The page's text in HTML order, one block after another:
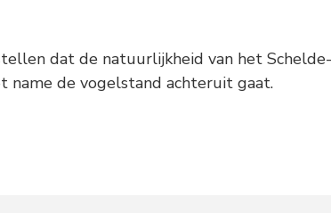
dat de natuurlijkheid van het
name de vogelstand achteruit gaat.